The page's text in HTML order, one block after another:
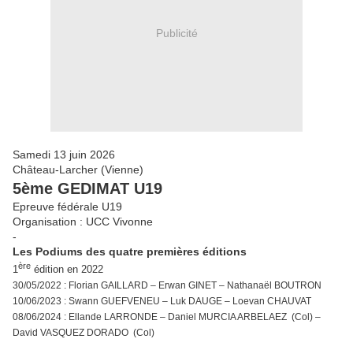
Publicité
Samedi 13 juin 2026
Château-Larcher (Vienne)
5ème GEDIMAT U19
Epreuve fédérale U19
Organisation : UCC Vivonne
-
Les Podiums des quatre premières éditions
1ère édition en 2022
30/05/2022 : Florian GAILLARD – Erwan GINET – Nathanaël BOUTRON
10/06/2023 : Swann GUEFVENEU – Luk DAUGE – Loevan CHAUVAT
08/06/2024 : Ellande LARRONDE – Daniel MURCIA ARBELAEZ (Col) –
David VASQUEZ DORADO (Col)